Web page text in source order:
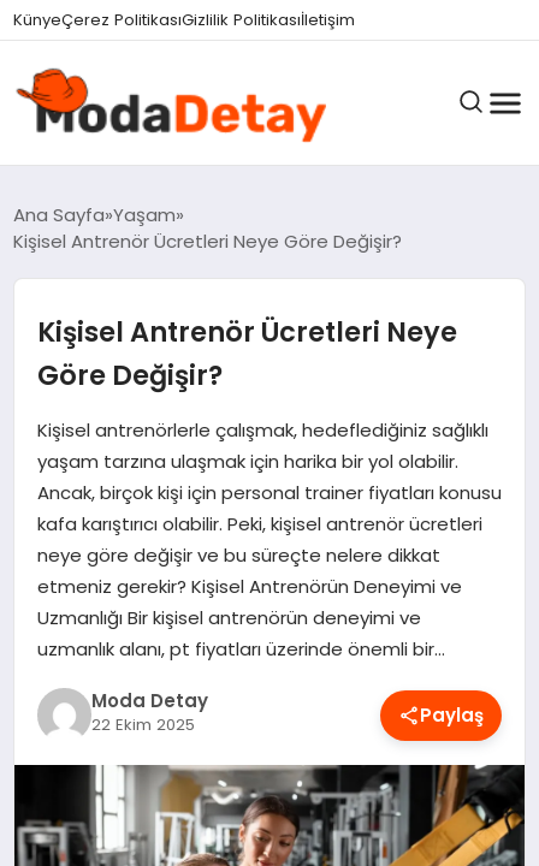
KünyeÇerez PolitikasıGizlilik Politikasıİletişim
GÜNDEM
EĞITIM
EKONOMI
MAGAZIN
SAĞLIK
TEKNOLOJI
Ana Sayfa Yaşam
Kişisel Antrenör Ücretleri Neye Göre Değişir?
Kişisel Antrenör Ücretleri Neye
Göre Değişir?
Kişisel antrenörlerle çalışmak, hedeflediğiniz sağlıklı
yaşam tarzına ulaşmak için harika bir yol olabilir.
Ancak, birçok kişi için personal trainer fiyatları konusu
kafa karıştırıcı olabilir. Peki, kişisel antrenör ücretleri
neye göre değişir ve bu süreçte nelere dikkat
etmeniz gerekir? Kişisel Antrenörün Deneyimi ve
Uzmanlığı Bir kişisel antrenörün deneyimi ve
uzmanlık alanı, pt fiyatları üzerinde önemli bir…
Moda Detay
22 Ekim 2025 Paylaş